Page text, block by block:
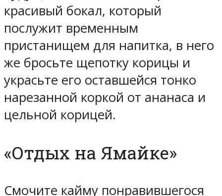
красивый бокал, который
послужит временным
пристанищем для напитка, в него
же бросьте щепотку корицы и
украсьте его оставшейся тонко
нарезанной коркой от ананаса и
цельной корицей.
«Отдых на Ямайке»
Смочите кайму понравившегося